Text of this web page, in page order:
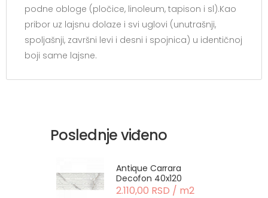
podne obloge (pločice, linoleum, tapison i sl).Kao
pribor uz lajsnu dolaze i svi uglovi (unutrašnji,
spoljašnji, završni levi i desni i spojnica) u identičnoj
boji same lajsne.
Poslednje viđeno
Antique Carrara
Decofon 40x120
2.110,00 RSD / m2